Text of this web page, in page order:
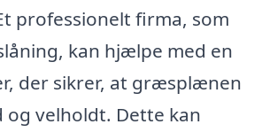
professionelt firma, som
kan hjælpe med en
der sikrer, at græsplænen
velholdt. Dette kan